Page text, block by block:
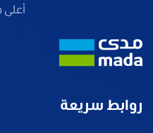
روابط سريعة